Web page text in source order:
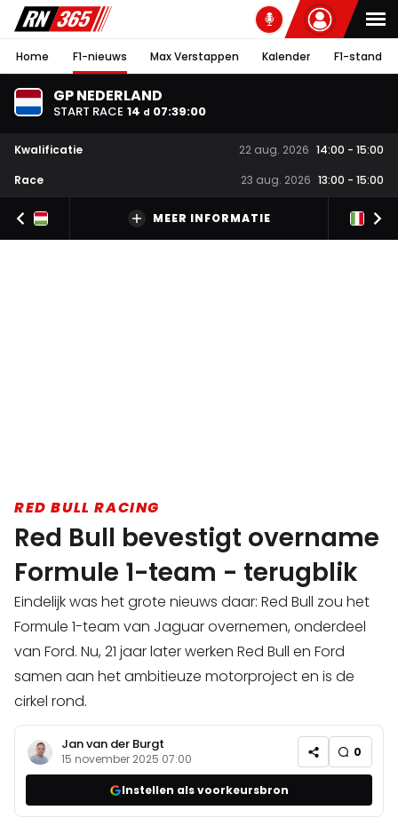
Home F1-nieuws Max Verstappen Kalender F1-stand
GP NEDERLAND
START RACE 14 d 07:39:00
Kwalificatie 22 aug. 2026 14:00 - 15:00
Race
23 aug. 2026 13:00 - 15:00
MEER INFORMATIE
RED BULL RACING
Red Bull bevestigt overname
Formule 1-team - terugblik
Eindelijk was het grote nieuws daar: Red Bull zou het
Formule 1-team van Jaguar overnemen, onderdeel
van Ford. Nu, 21 jaar later werken Red Bull en Ford
samen aan het ambitieuze motorproject en is de
cirkel rond.
Jan van der Burgt
15 november 2025 07:00 0
Instellen als voorkeursbron